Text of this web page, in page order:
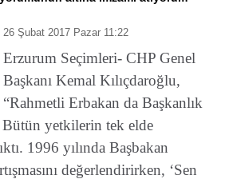
26 Şubat 2017 Pazar 11:22
Erzurum Seçimleri- CHP Genel
Başkanı Kemal Kılıçdaroğlu,
“Rahmetli Erbakan da Başkanlık
Bütün yetkilerin tek elde
1996 yılında Başbakan
değerlendirirken, ‘Sen